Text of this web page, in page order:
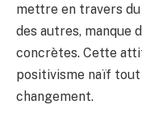
mettre en travers
des autres, manque
concrètes. Cette
positivisme naïf tout
changement.